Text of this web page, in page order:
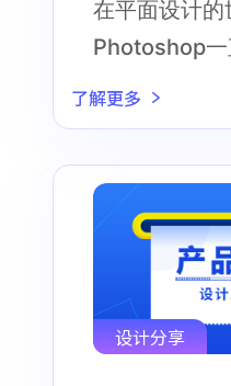
在平面设计的
Photoshop一
的首选
了解更多
设计分享